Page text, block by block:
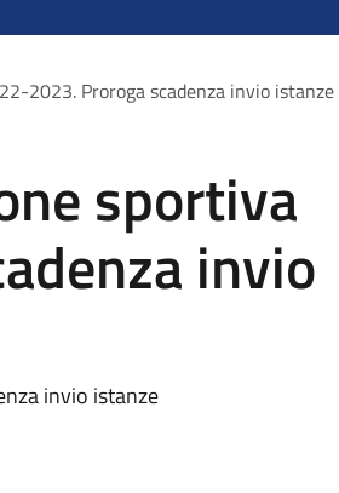
2023. Proroga scadenza invio istanze
sportiva
invio
invio istanze